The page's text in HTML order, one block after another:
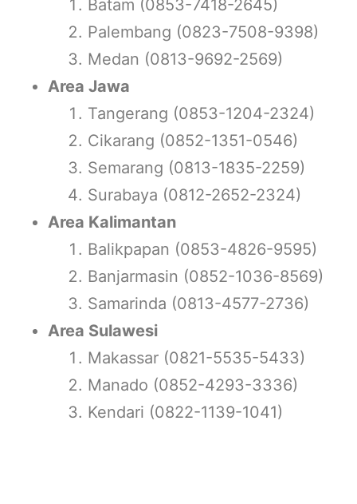
Batam (0853-7418-2645)
Palembang (0823-7508-9398)
Medan (0813-9692-2569)
Area Jawa
Tangerang (0853-1204-2324)
Cikarang (0852-1351-0546)
Semarang (0813-1835-2259)
Surabaya (0812-2652-2324)
Area Kalimantan
Balikpapan (0853-4826-9595)
Banjarmasin (0852-1036-8569)
Samarinda (0813-4577-2736)
Area Sulawesi
Makassar (0821-5535-5433)
Manado (0852-4293-3336)
Kendari (0822-1139-1041)